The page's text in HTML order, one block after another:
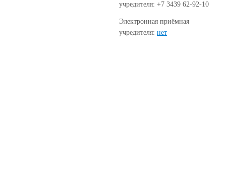
учредителя: +7 3439 62-92-10
Электронная приёмная
учредителя: нет